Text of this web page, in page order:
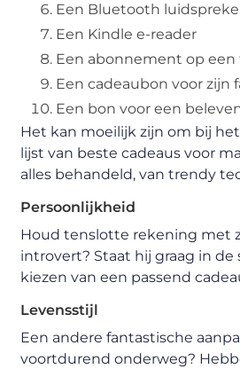
Een Bluetooth
Een Kindle e-reader
Een abonnement op
Een cadeaubon voor zijn
Een bon voor een
Het kan moeilijk zijn om bij
lijst van beste cadeaus voor
alles behandeld, van trendy
Persoonlijkheid
Houd tenslotte rekening met
introvert? Staat hij graag in
kiezen van een passend
Levensstijl
Een andere fantastische
voortdurend onderweg?